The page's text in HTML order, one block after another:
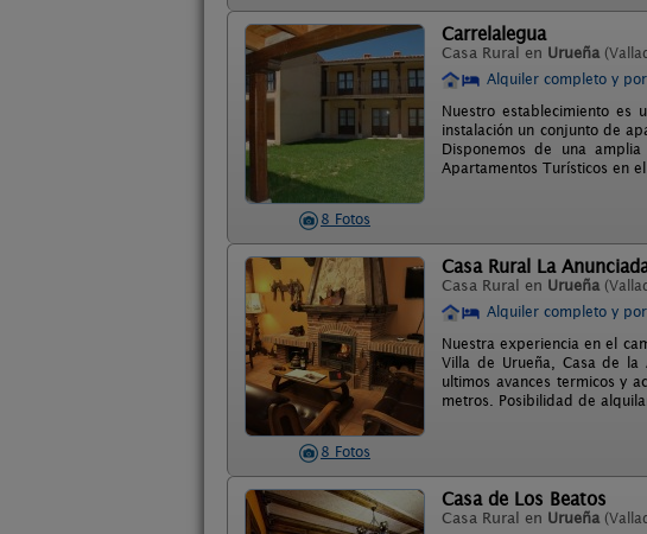
8 Fotos
Carrelalegua
Casa Rural en Urueña
Alquiler completo y
Nuestro establecimiento es
instalación un conjunto de
Disponemos de una
Apartamentos Turísticos en
8 Fotos
Casa Rural La
Casa Rural en Urueña
Alquiler completo y
Nuestra experiencia en el
Villa de Urueña, Casa de la
ultimos avances termicos y
metros. Posibilidad de
Casa de Los Beatos
Casa Rural en Urueña